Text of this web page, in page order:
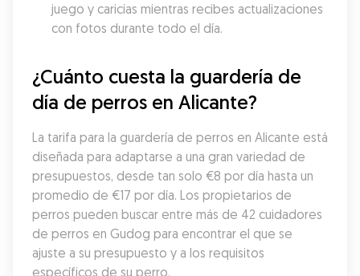
juego y caricias mientras recibes actualizaciones
con fotos durante todo el día.
¿Cuánto cuesta la guardería de
día de perros en Alicante?
La tarifa para la guardería de perros en Alicante está
diseñada para adaptarse a una gran variedad de
presupuestos, desde tan solo €8 por día hasta un
promedio de €17 por día. Los propietarios de
perros pueden buscar entre más de 42 cuidadores
de perros en Gudog para encontrar el que se
ajuste a su presupuesto y a los requisitos
específicos de su perro.